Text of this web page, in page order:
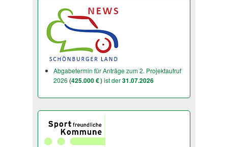
Abgabetermin für Anträge zum 2. Projektaufruf
2026 (425.000 € )ist der31.07.2026